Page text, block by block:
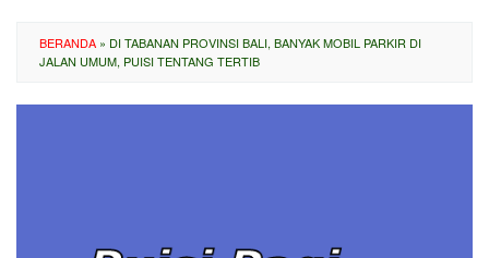
BERANDA » DI TABANAN PROVINSI BALI, BANYAK MOBIL PARKIR DI
JALAN UMUM, PUISI TENTANG TERTIB